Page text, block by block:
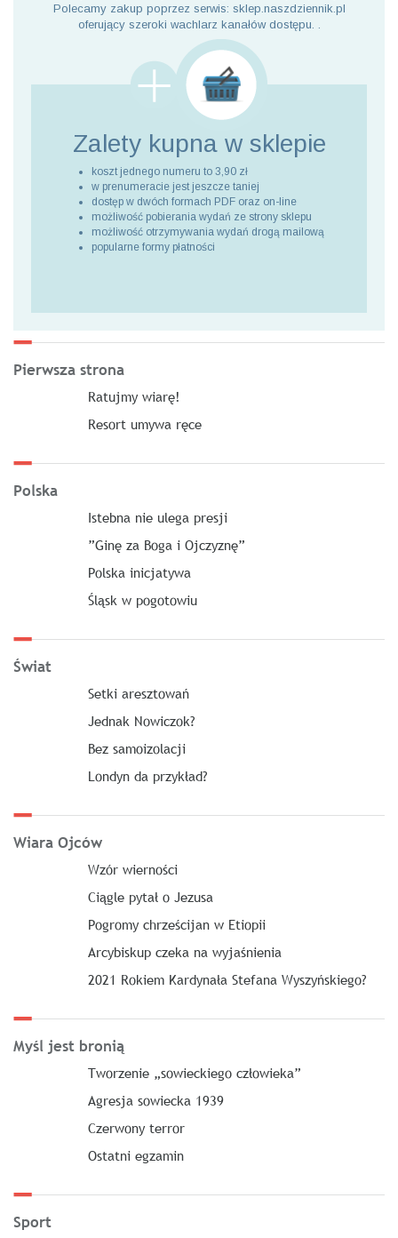
Polecamy zakup poprzez serwis: sklep.naszdziennik.pl
oferujący szeroki wachlarz kanałów dostępu. .
Zalety kupna w sklepie
koszt jednego numeru to 3,90 zł
w prenumeracie jest jeszcze taniej
dostęp w dwóch formach PDF oraz on-line
możliwość pobierania wydań ze strony sklepu
możliwość otrzymywania wydań drogą mailową
popularne formy płatności
Pierwsza strona
Ratujmy wiarę!
Resort umywa ręce
Polska
Istebna nie ulega presji
”Ginę za Boga i Ojczyznę”
Polska inicjatywa
Śląsk w pogotowiu
Świat
Setki aresztowań
Jednak Nowiczok?
Bez samoizolacji
Londyn da przykład?
Wiara Ojców
Wzór wierności
Ciągle pytał o Jezusa
Pogromy chrześcijan w Etiopii
Arcybiskup czeka na wyjaśnienia
2021 Rokiem Kardynała Stefana Wyszyńskiego?
Myśl jest bronią
Tworzenie „sowieckiego człowieka”
Agresja sowiecka 1939
Czerwony terror
Ostatni egzamin
Sport